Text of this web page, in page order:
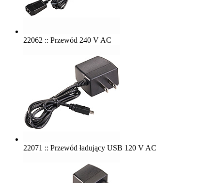
22062 :: Przewód 240 V AC
22071 :: Przewód ładujący USB 120 V AC